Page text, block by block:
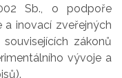
Sb., opodpoře
ainovací zveřejných
souvisejících zákonů
o vývoje a